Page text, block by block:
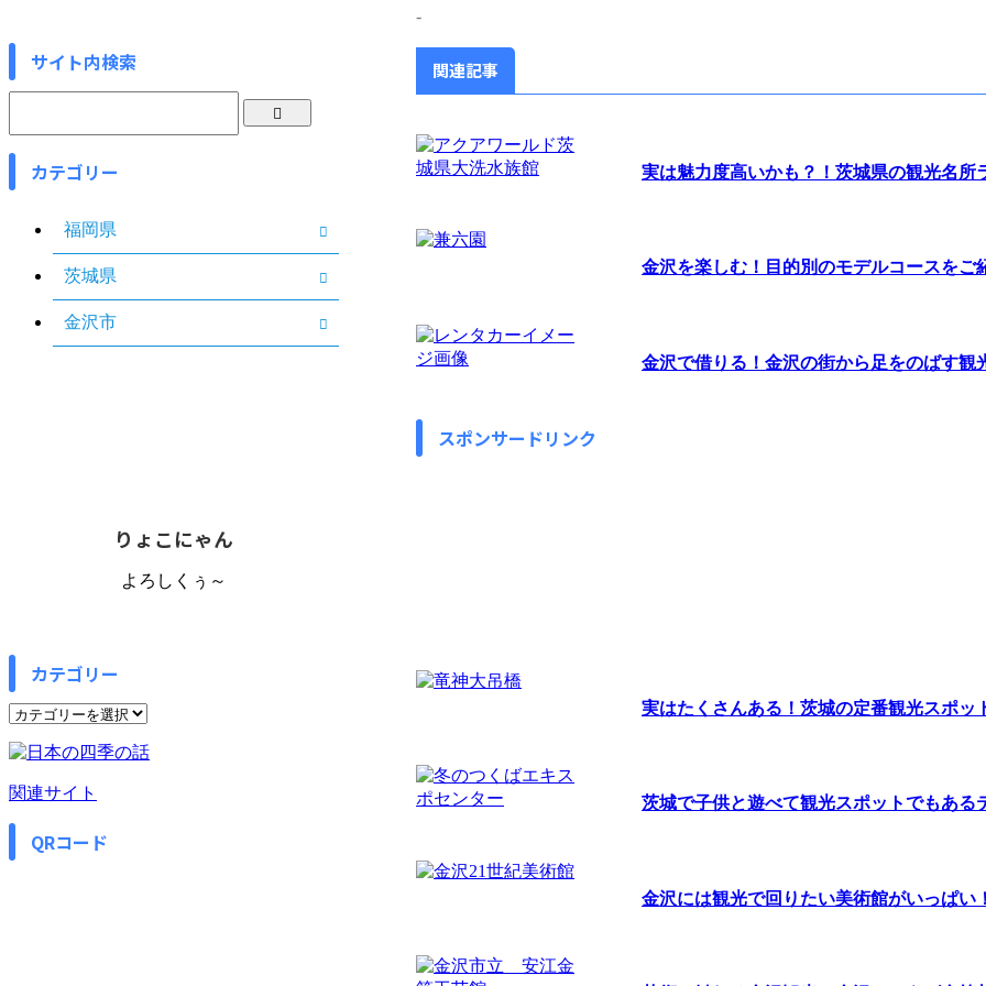
-
関連記事
実は魅力度高いかも？！茨城県の観光名所
金沢を楽しむ！目的別のモデルコースをご
金沢で借りる！金沢の街から足をのばす観
スポンサードリンク
実はたくさんある！茨城の定番観光スポッ
茨城で子供と遊べて観光スポットでもある
金沢には観光で回りたい美術館がいっぱい
サイト内検索
カテゴリー
福岡県
茨城県
金沢市
りょこにゃん
よろしくぅ～
カテゴリー
カ
ゴ
リ
ー
関連サイト
QRコード